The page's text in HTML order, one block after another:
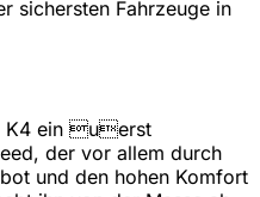
sichersten Fahrzeuge in
K4 ein uerst
der vor allem durch
und den hohen Komfort